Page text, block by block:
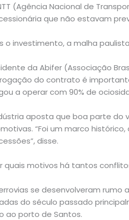
(Agência Nacional de
que não estavam
o investimento, a malha
da Abifer (Associação
do contrato é
a operar com 90% de
aposta que boa parte do
“Foi um marco
disse.
quais motivos há tantos
se desenvolveram rumo
do século passado
ao porto de Santos.